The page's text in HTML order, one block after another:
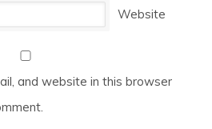
Website
and website in this browser